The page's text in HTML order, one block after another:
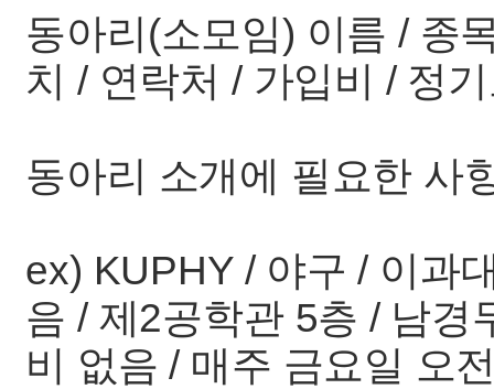
동아리(소모임) 이름 / 종
치 / 연락처 / 가입비 / 정
동아리 소개에 필요한 사
ex) KUPHY / 야구 / 이과
음 / 제2공학관 5층 / 남
비 없음 / 매주 금요일 오